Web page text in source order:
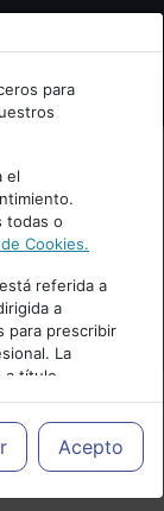
Cancelar
para
el
todas o
Cookies.
referida a
a
para prescribir
La
a título
de los
y decidir, en
a lasAcepto